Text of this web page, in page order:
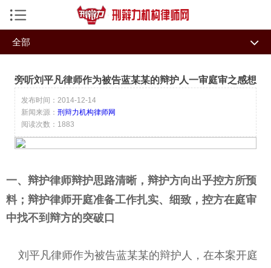
全部
文学诗歌 随想杂谈
办案手记
法律论证书 刑辩讲坛
旁听刘平凡律师作为被告蓝某某的辩护人一审庭审之感想
发布时间：2014-12-14
新闻来源： 刑辩力机构律师网
阅读次数：1883
一、辩护律师辩护思路清晰，辩护方向出乎控方所预
料；辩护律师开庭准备工作扎实、细致，控方在庭审
中找不到辩方的突破口
刘平凡律师作为被告蓝某某的辩护人，在本案开庭
返回首页
刑事资讯
私募危机处理研究中心
今日热点
成功案例